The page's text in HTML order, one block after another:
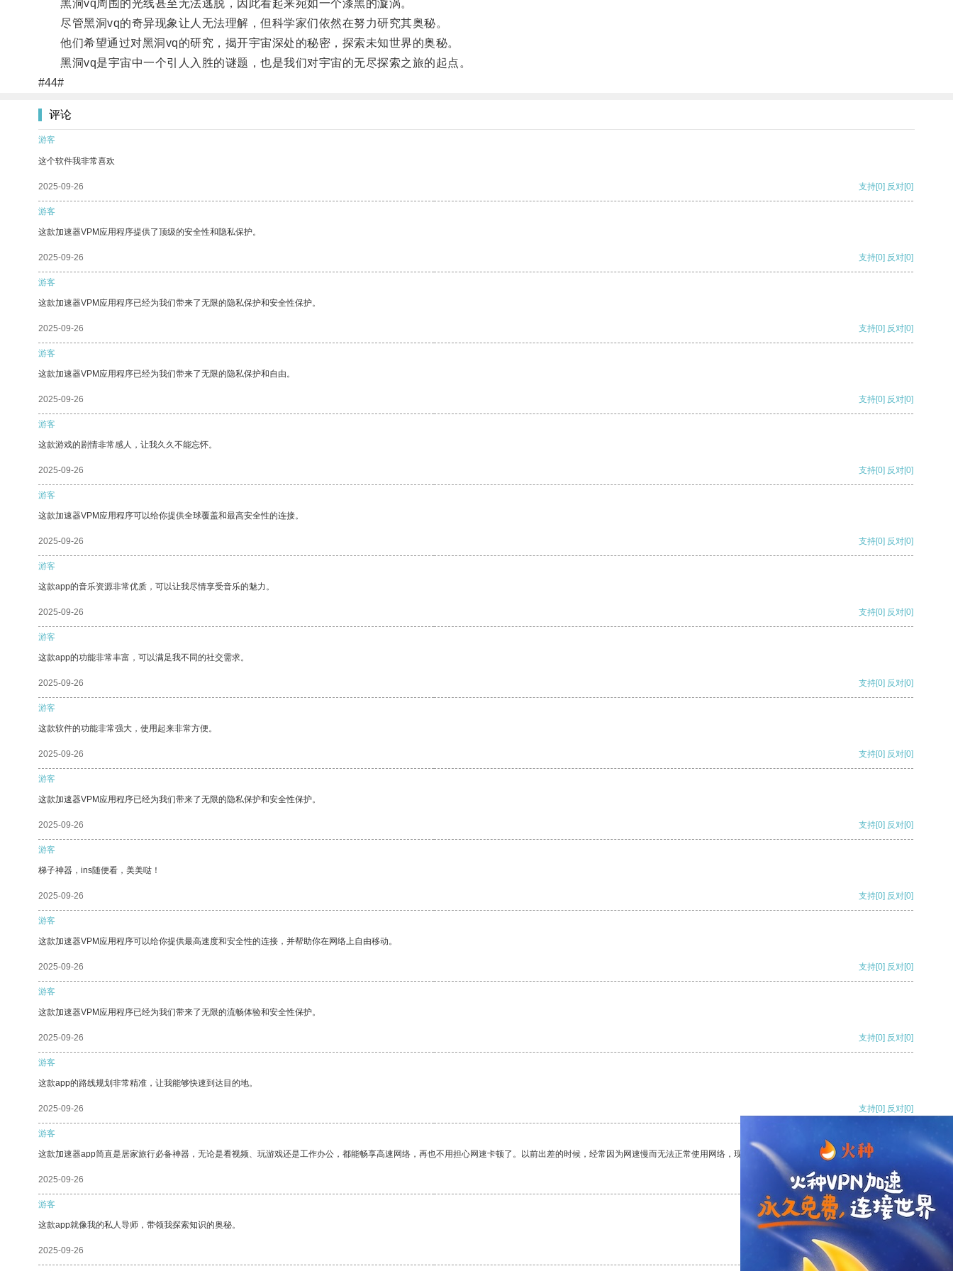
黑洞vq周围的光线甚至无法逃脱，因此看起来宛如一个漆黑的漩涡。
尽管黑洞vq的奇异现象让人无法理解，但科学家们依然在努力研究其奥秘。
他们希望通过对黑洞vq的研究，揭开宇宙深处的秘密，探索未知世界的奥秘。
黑洞vq是宇宙中一个引人入胜的谜题，也是我们对宇宙的无尽探索之旅的起点。
#44#
评论
游客
这个软件我非常喜欢
2025-09-26 支持[0] 反对[0]
游客
这款加速器VPM应用程序提供了顶级的安全性和隐私保护。
2025-09-26 支持[0] 反对[0]
游客
这款加速器VPM应用程序已经为我们带来了无限的隐私保护和安全性保护。
2025-09-26 支持[0] 反对[0]
游客
这款加速器VPM应用程序已经为我们带来了无限的隐私保护和自由。
2025-09-26 支持[0] 反对[0]
游客
这款游戏的剧情非常感人，让我久久不能忘怀。
2025-09-26 支持[0] 反对[0]
游客
这款加速器VPM应用程序可以给你提供全球覆盖和最高安全性的连接。
2025-09-26 支持[0] 反对[0]
游客
这款app的音乐资源非常优质，可以让我尽情享受音乐的魅力。
2025-09-26 支持[0] 反对[0]
游客
这款app的功能非常丰富，可以满足我不同的社交需求。
2025-09-26 支持[0] 反对[0]
游客
这款软件的功能非常强大，使用起来非常方便。
2025-09-26 支持[0] 反对[0]
游客
这款加速器VPM应用程序已经为我们带来了无限的隐私保护和安全性保护。
2025-09-26 支持[0] 反对[0]
游客
梯子神器，ins随便看，美美哒！
2025-09-26 支持[0] 反对[0]
游客
这款加速器VPM应用程序可以给你提供最高速度和安全性的连接，并帮助你在网络上自由移动。
2025-09-26 支持[0] 反对[0]
游客
这款加速器VPM应用程序已经为我们带来了无限的流畅体验和安全性保护。
2025-09-26 支持[0] 反对[0]
游客
这款app的路线规划非常精准，让我能够快速到达目的地。
2025-09-26 支持[0] 反对[0]
游客
这款加速器app简直是居家旅行必备神器，无论是看视频、玩游戏还是工作办公，都能畅享高速网络，再也不用担心网速卡顿了。以前出差的时候，经常因为网速慢而无法正常使用网络，现在有了这个app，我再也不用担心了。
2025-09-26 支持[0] 反对
游客
这款app就像我的私人导师，带领我探索知识的奥秘。
2025-09-26 支持